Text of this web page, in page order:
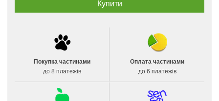
Покупка частинами
до 8 платежів
Оплата частинами
до 6 платежів